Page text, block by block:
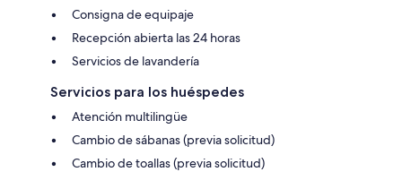
Consigna de equipaje
Recepción abierta las 24 horas
Servicios de lavandería
Servicios para los huéspedes
Atención multilingüe
Cambio de sábanas (previa solicitud)
Cambio de toallas (previa solicitud)